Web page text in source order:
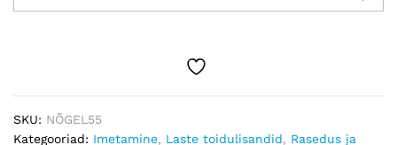
lastele
kuud
SKU: NÕGEL55
Kategooriad: Imetamine, Laste toidulisandid, Rasedus ja